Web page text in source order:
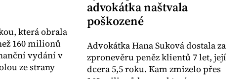
která obrala
160 milionů
vydání v
ze strany
advokátka naštvala
poškozené
Advokátka Hana Suková dostala za
zpronevěru peněz klientů 7 let, její
dcera 5,5 roku. Kam zmizelo přes